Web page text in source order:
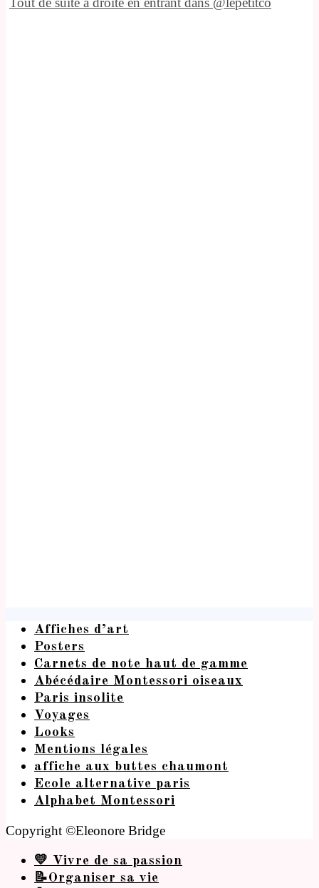
Affiches d’art
Posters
Carnets de note haut de gamme
Abécédaire Montessori oiseaux
Paris insolite
Voyages
Looks
Mentions légales
affiche aux buttes chaumont
Ecole alternative paris
Alphabet Montessori
Copyright ©Eleonore Bridge
💛 Vivre de sa passion
📝Organiser sa vie